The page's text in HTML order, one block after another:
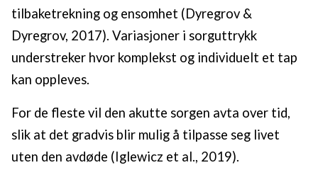
tilbaketrekning og ensomhet (Dyregrov &
Dyregrov, 2017). Variasjoner i sorguttrykk
understreker hvor komplekst og individuelt et tap
kan oppleves.
For de fleste vil den akutte sorgen avta over tid,
slik at det gradvis blir mulig å tilpasse seg livet
uten den avdøde (Iglewicz et al., 2019).